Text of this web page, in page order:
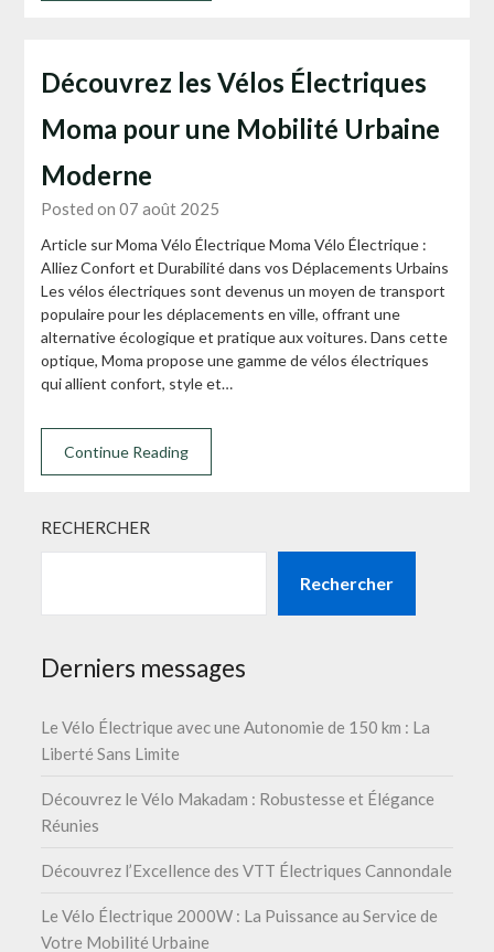
Découvrez les Vélos Électriques
Moma pour une Mobilité Urbaine
Moderne
Posted on 07 août 2025
Article sur Moma Vélo Électrique Moma Vélo Électrique :
Alliez Confort et Durabilité dans vos Déplacements Urbains
Les vélos électriques sont devenus un moyen de transport
populaire pour les déplacements en ville, offrant une
alternative écologique et pratique aux voitures. Dans cette
optique, Moma propose une gamme de vélos électriques
qui allient confort, style et…
Continue Reading
RECHERCHER
Rechercher
Derniers messages
Le Vélo Électrique avec une Autonomie de 150 km : La
Liberté Sans Limite
Découvrez le Vélo Makadam : Robustesse et Élégance
Réunies
Découvrez l’Excellence des VTT Électriques Cannondale
Le Vélo Électrique 2000W : La Puissance au Service de
Votre Mobilité Urbaine